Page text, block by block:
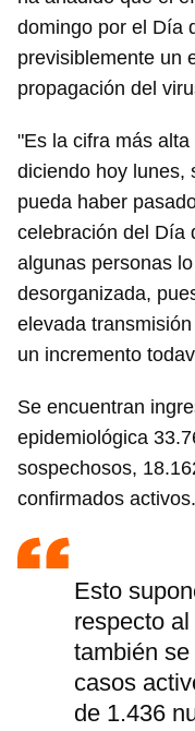
domingo por el Día
previsiblemente un
propagación del
"Es la cifra más
diciendo hoy lunes,
pueda haber
celebración del Día
algunas personas
desorganizada,
elevada
un incremento
Se encuentran
epidemiológica
sospechosos,
confirmados activos.
Esto
respecto
también
casos
de 1.436